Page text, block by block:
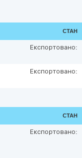
СТАН
Експортовано:
Експортовано:
СТАН
Експортовано: